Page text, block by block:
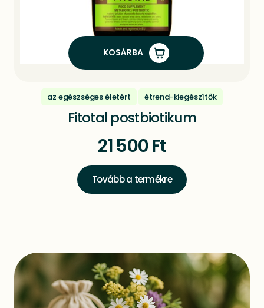
KOSÁRBA
az egészséges életért étrend-kiegészítők
Fitotal postbiotikum
21 500Ft
Tovább a termékre